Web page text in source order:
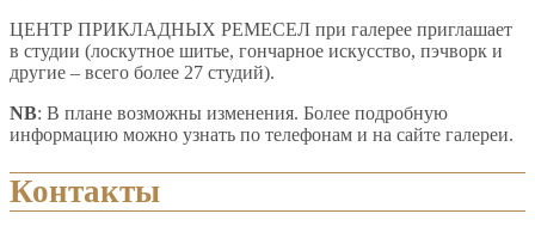
ЦЕНТР ПРИКЛАДНЫХ РЕМЕСЕЛ при галерее приглашает
в студии (лоскутное шитье, гончарное искусство, пэчворк и
другие – всего более 27 студий).
NB: В плане возможны изменения. Более подробную
информацию можно узнать по телефонам и на сайте галереи.
Контакты